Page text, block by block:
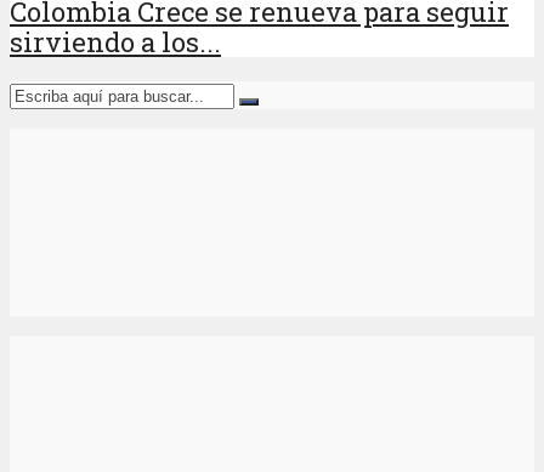
Colombia Crece se renueva para seguir
sirviendo a los...